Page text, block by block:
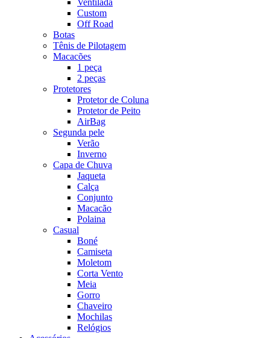
Custom
Off Road
Botas
Tênis de Pilotagem
Macacões
1 peça
2 peças
Protetores
Protetor de Coluna
Protetor de Peito
AirBag
Segunda pele
Verão
Inverno
Capa de Chuva
Jaqueta
Calça
Conjunto
Macacão
Polaina
Casual
Boné
Camiseta
Moletom
Corta Vento
Meia
Gorro
Chaveiro
Mochilas
Relógios